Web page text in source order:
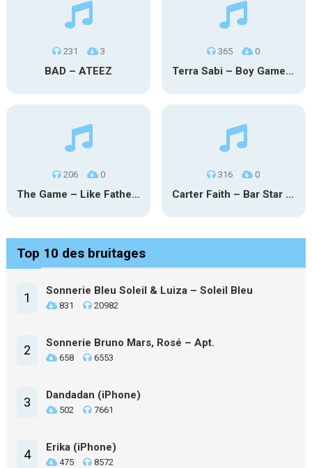
231 3
BAD – ATEEZ
365 0
Terra Sabi – Boy Game X Marcia Cruz
206 0
The Game – Like Father Like Daughter
316 0
Carter Faith – Bar Star Vevo
Top 10 des bruitages
1 Sonnerie Bleu Soleil & Luiza – Soleil Bleu
831 20982
2 Sonnerie Bruno Mars, Rosé – Apt.
658 6553
3 Dandadan (iPhone)
502 7661
4 Erika (iPhone)
475 8572